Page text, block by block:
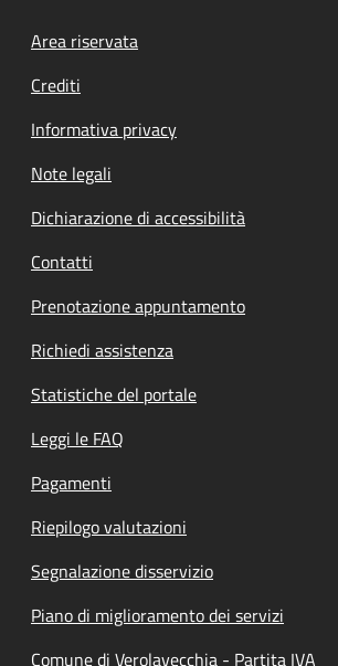
Footer menu
Area riservata
Crediti
Informativa privacy
Note legali
Dichiarazione di accessibilità
Contatti
Prenotazione appuntamento
Richiedi assistenza
Statistiche del portale
Leggi le FAQ
Pagamenti
Riepilogo valutazioni
Segnalazione disservizio
Piano di miglioramento dei servizi
Comune di Verolavecchia - Partita IVA